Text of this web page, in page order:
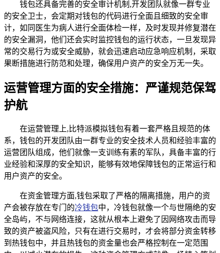
钱包还具备完善的安全审计机制,开发团队就像一群专业
的安全卫士，会定期对钱包的代码进行全面且细致的安全审
计，如同医生为病人进行全面体检一样，及时发现并修复潜在
的安全漏洞，他们还会实时监控钱包的运行状态，一旦发现异
常的交易行为或安全威胁，就会迅速启动应急响应机制，采取
果断措施进行防范和处理，确保用户资产的安全万无一失。
运营管理方面的安全措施：严谨规范保驾
护航
在运营管理上,比特派模拟钱包有着一套严格且规范的体
系，钱包的开发团队由一群专业的安全技术人员和经验丰富的
运营团队组成，他们就像一支训练有素的军队，具备丰富的行
业经验和深厚的安全知识，能够有效地保障钱包的正常运行和
用户资产的安全。
在资金管理方面,钱包采取了严格的隔离措施，用户的资
产会被存放在专门的冷钱包中，冷钱包就像一个与世隔绝的安
全岛屿，不与网络连接，这就从根本上避免了因网络攻击而导
致的资产被盗风险，只有在进行交易时，才会将部分资金转移
到热钱包中，并且热钱包的资金量也会严格控制在一定范围